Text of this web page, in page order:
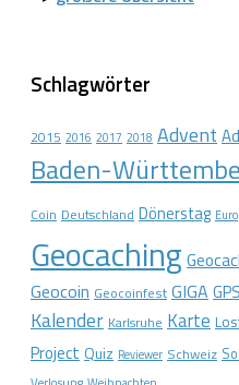
Schlagwörter
2015 2016 2017 2018 Advent
Baden-
Coin Deutschland Dönerstag
Geocaching
Geocoin Geocoinfest GIGA GPS
Kalender Karlsruhe Karte
Project Quiz Reviewer Schweiz